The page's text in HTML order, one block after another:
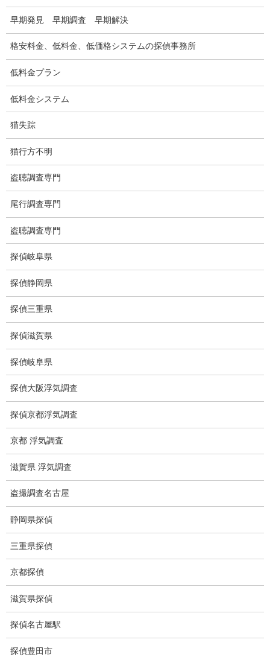
浮気調査プランのご案内
浮気調査の相場
調査費用と調査日数の目安
浮気調査料金の比較例
GPS検索調査
GPS調査
車両調査
いじめ・子供の虐待
別れさせ屋
盗聴調査
盗聴調査料金
盗聴器の種類
ご依頼の注意点
世界の盗聴事情
弊社が選ばれる理由
盗撮器
盗撮調査愛知県
電磁波測定調査
電磁波とは
ストーカー調査
早期発見 早期調査 早期解決
格安料金、低料金、低価格システムの探偵事務所
低料金プラン
低料金システム
猫失踪
猫行方不明
盗聴調査専門
尾行調査専門
盗聴調査専門
探偵岐阜県
探偵静岡県
探偵三重県
探偵滋賀県
探偵岐阜県
探偵大阪浮気調査
探偵京都浮気調査
京都 浮気調査
滋賀県 浮気調査
盗撮調査名古屋
静岡県探偵
三重県探偵
京都探偵
滋賀県探偵
探偵名古屋駅
探偵豊田市